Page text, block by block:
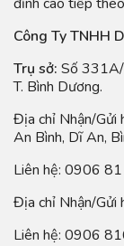
Công Ty TNHH
Trụ sở: Số 331A/
T. Bình Dương.
Địa chỉ Nhận/Gửi
An Bình, Dĩ An,
Liên hệ: 0906
Địa chỉ Nhận/Gửi
Liên hệ: 0906